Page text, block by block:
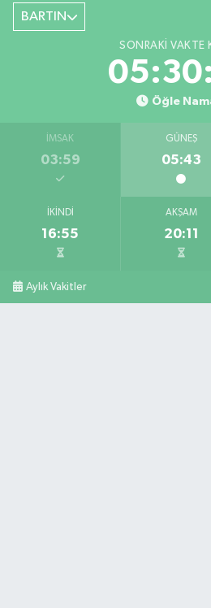
Şiremirçavuş Mahallesi, Kırıkçı Zeliha Ana
0 (378) 227 85 45
BARTIN
SONRAKI VAKTE
Öğle
İMSAK
03:59
GÜNEŞ
05:43
İKINDI
16:55
AKŞAM
20:11
Aylık Vakitler